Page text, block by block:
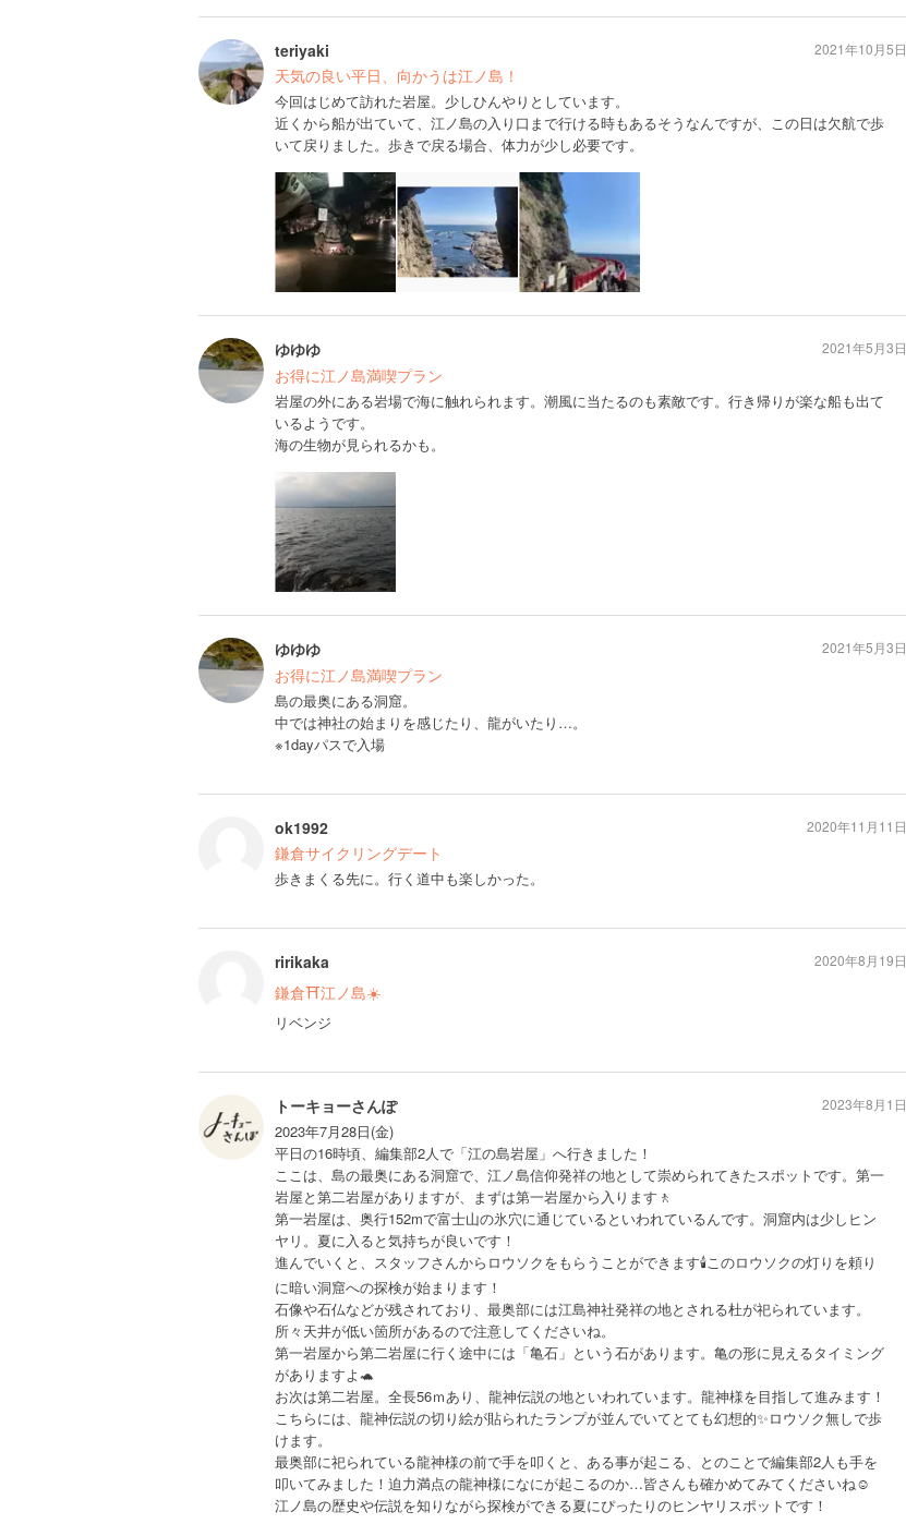
teriyaki
天気の良い平日、向かうは江ノ島！
今回はじめて訪れた岩屋。少しひんやりとしています。
近くから船が出ていて、江ノ島の入り口まで行ける時もあるそうなんですが、この日は欠航で歩
いて戻りました。歩きで戻る場合、体力が少し必要です。
2021年10月5日
ゆゆゆ
お得に江ノ島満喫プラン
岩屋の外にある岩場で海に触れられます。潮風に当たるのも素敵です。行き帰りが楽な船も出て
いるようです。
海の生物が見られるかも。
2021年5月3日
ゆゆゆ
お得に江ノ島満喫プラン
島の最奥にある洞窟。
中では神社の始まりを感じたり、龍がいたり…。
※1dayパスで入場
2021年5月3日
ok1992
鎌倉サイクリングデート
歩きまくる先に。行く道中も楽しかった。
2020年11月11日
ririkaka
鎌倉⛩️江ノ島☀️
リベンジ
2020年8月19日
トーキョーさんぽ
2023年7月28日(金)
平日の16時頃、編集部2人で「江の島岩屋」へ行きました！
ここは、島の最奥にある洞窟で、江ノ島信仰発祥の地として崇められてきたスポットです。第一
岩屋と第二岩屋がありますが、まずは第一岩屋から入ります🚶
第一岩屋は、奥行152mで富士山の氷穴に通じているといわれているんです。洞窟内は少しヒン
ヤリ。夏に入ると気持ちが良いです！
進んでいくと、スタッフさんからロウソクをもらうことができます🕯️このロウソクの灯りを頼り
に暗い洞窟への探検が始まります！
石像や石仏などが残されており、最奥部には江島神社発祥の地とされる杜が祀られています。
所々天井が低い箇所があるので注意してくださいね。
第一岩屋から第二岩屋に行く途中には「亀石」という石があります。亀の形に見えるタイミング
がありますよ🐢
お次は第二岩屋。全長56ｍあり、龍神伝説の地といわれています。龍神様を目指して進みます！
こちらには、龍神伝説の切り絵が貼られたランプが並んでいてとても幻想的✨ロウソク無しで歩
けます。
最奥部に祀られている龍神様の前で手を叩くと、ある事が起こる、とのことで編集部2人も手を
叩いてみました！迫力満点の龍神様になにが起こるのか…皆さんも確かめてみてくださいね☺️
江ノ島の歴史や伝説を知りながら探検ができる夏にぴったりのヒンヤリスポットです！
2023年8月1日